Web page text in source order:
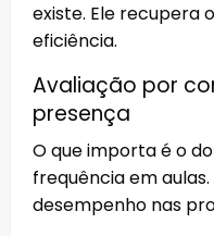
existe. Ele recupera
eficiência.
Avaliação por
presença
O que importa é o
frequência em
desempenho nas